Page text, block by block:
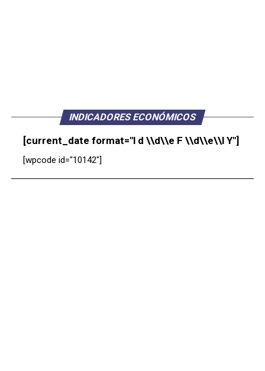
INDICADORES ECONÓMICOS
[current_date format="l d \\d\\e F \\d\\e\\l Y"]
[wpcode id="10142"]